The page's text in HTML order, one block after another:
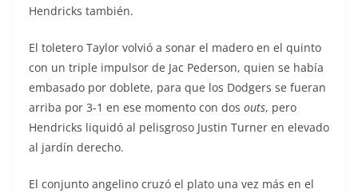
Hendricks también.
El toletero Taylor volvió a sonar el madero en el quinto
con un triple impulsor de Jac Pederson, quien se había
embasado por doblete, para que los Dodgers se fueran
arriba por 3-1 en ese momento con dos outs, pero
Hendricks liquidó al pelisgroso Justin Turner en elevado
al jardín derecho.
El conjunto angelino cruzó el plato una vez más en el